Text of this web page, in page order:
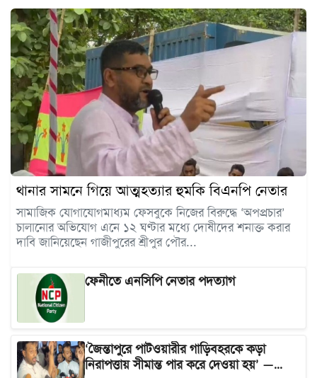
থানার সামনে গিয়ে আত্মহত্যার হুমকি বিএনপি নেতার
সামাজিক যোগাযোগমাধ্যম ফেসবুকে নিজের বিরুদ্ধে ‘অপপ্রচার’
চালানোর অভিযোগ এনে ১২ ঘণ্টার মধ্যে দোষীদের শনাক্ত করার
দাবি জানিয়েছেন গাজীপুরের শ্রীপুর পৌর...
ফেনীতে এনসিপি নেতার পদত্যাগ
‘জৈন্তাপুরে পাটওয়ারীর গাড়িবহরকে কড়া
নিরাপত্তায় সীমান্ত পার করে দেওয়া হয়’ —